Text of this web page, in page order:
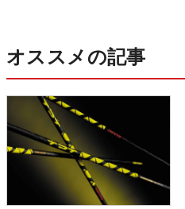
オススメの記事